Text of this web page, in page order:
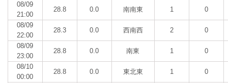
08/09
21:00
28.8 0.0 南南東 1 0
08/09
22:00
28.3 0.0 西南西 2 0
08/09
23:00
28.8 0.0 南東 1 0
08/10
00:00
28.8 0.0 東北東 1 0